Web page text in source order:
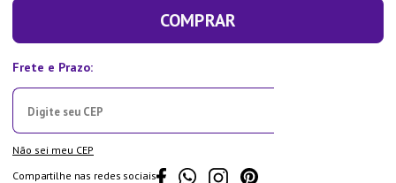
COMPRAR
Não sei meu CEP
Compartilhe nas redes sociais